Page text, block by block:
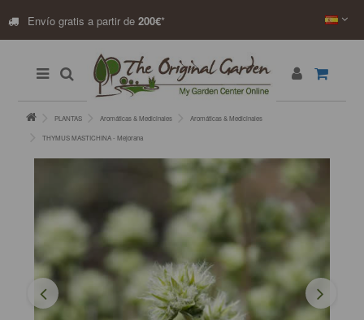
Envío gratis a partir de 200€*
PLANTAS Aromáticas & Medicinales Aromáticas & Medicinales
THYMUS MASTICHINA - Mejorana